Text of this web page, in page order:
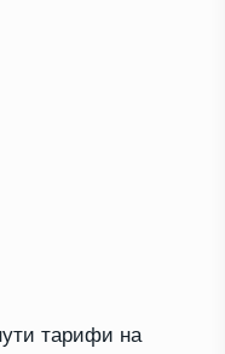
тарифи на